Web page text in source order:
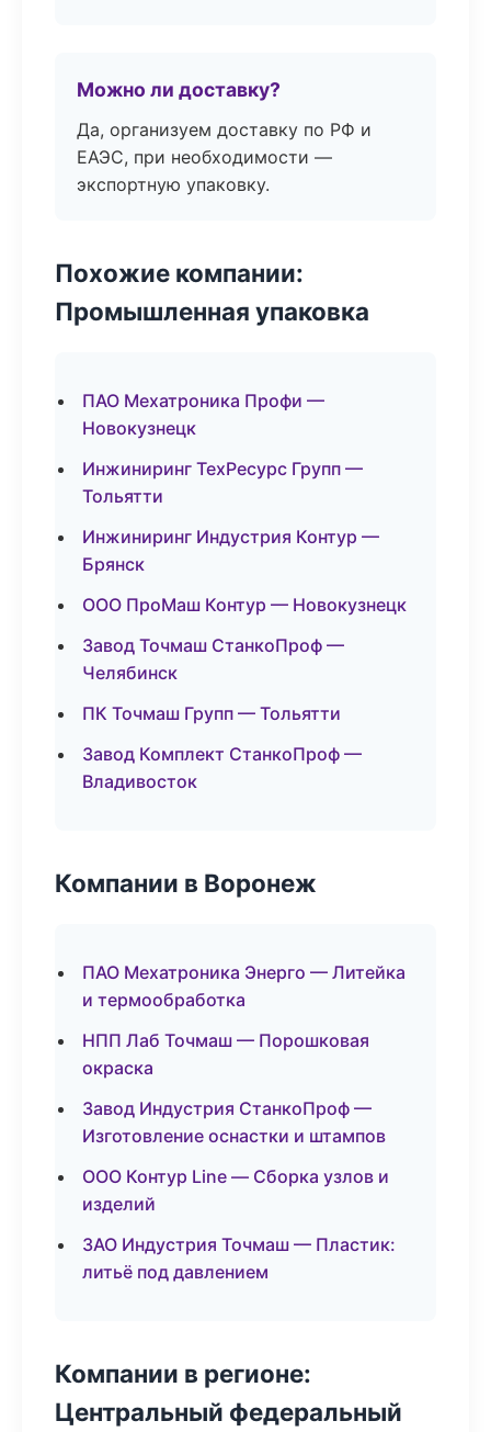
Можно ли доставку?
Да, организуем доставку по РФ и
ЕАЭС, при необходимости —
экспортную упаковку.
Похожие компании:
Промышленная упаковка
ПАО Мехатроника Профи —
Новокузнецк
Инжиниринг ТехРесурс Групп —
Тольятти
Инжиниринг Индустрия Контур —
Брянск
ООО ПроМаш Контур — Новокузнецк
Завод Точмаш СтанкоПроф —
Челябинск
ПК Точмаш Групп — Тольятти
Завод Комплект СтанкоПроф —
Владивосток
Компании в Воронеж
ПАО Мехатроника Энерго — Литейка
и термообработка
НПП Лаб Точмаш — Порошковая
окраска
Завод Индустрия СтанкоПроф —
Изготовление оснастки и штампов
ООО Контур Line — Сборка узлов и
изделий
ЗАО Индустрия Точмаш — Пластик:
литьё под давлением
Компании в регионе:
Центральный федеральный